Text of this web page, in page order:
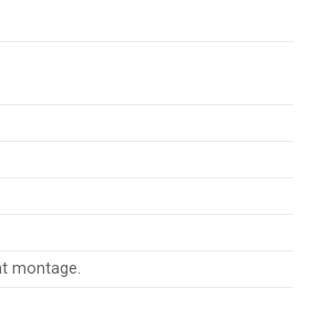
montage.